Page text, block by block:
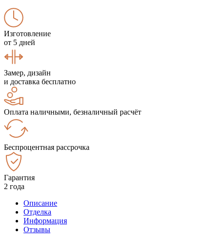
Изготовление
от 5 дней
Замер, дизайн
и доставка бесплатно
Оплата наличными, безналичный расчёт
Беспроцентная рассрочка
Гарантия
2 года
Описание
Отделка
Информация
Отзывы